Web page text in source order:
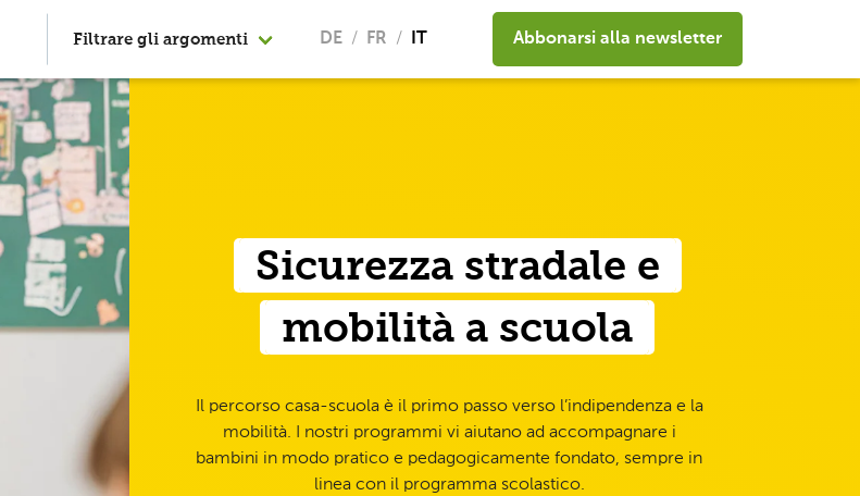
Filtrare gli argomenti DE FR Abbonarsi alla newsletter
Sicurezza stradale e
mobilità a scuola
Il percorso casa-scuola è il primo passo verso l’indipendenza e la
mobilità. I nostri programmi vi aiutano ad accompagnare i
bambini in modo pratico e pedagogicamente fondato, sempre in
linea con il programma scolastico.